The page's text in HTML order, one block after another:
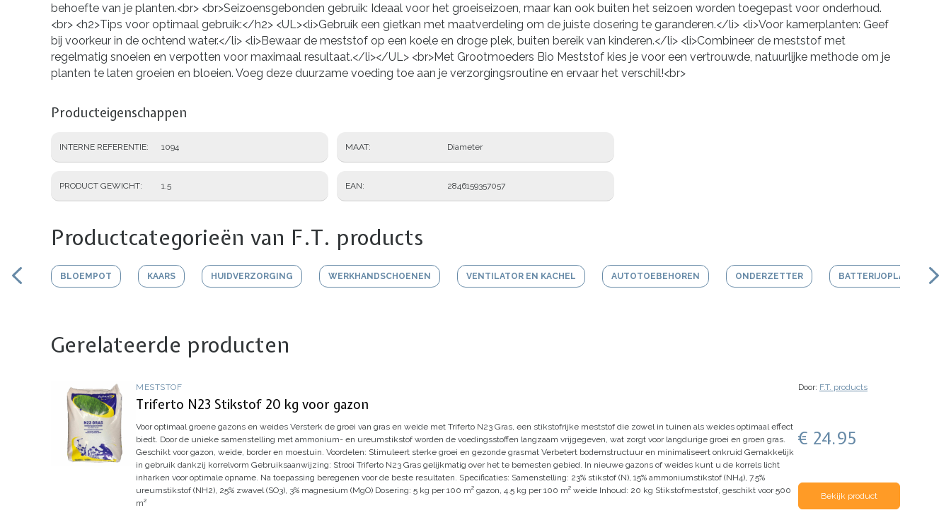
behoefte van je planten.<br> <br>Seizoensgebonden gebruik: Ideaal voor het groeiseizoen, maar kan ook buiten het seizoen worden toegepast voor onderhoud.
<br> <h2>Tips voor optimaal gebruik:</h2> <UL><li>Gebruik een gietkan met maatverdeling om de juiste dosering te garanderen.</li> <li>Voor kamerplanten: Geef
bij voorkeur in de ochtend water.</li> <li>Bewaar de meststof op een koele en droge plek, buiten bereik van kinderen.</li> <li>Combineer de meststof met
regelmatig snoeien en verpotten voor maximaal resultaat.</li></UL> <br>Met Grootmoeders Bio Meststof kies je voor een vertrouwde, natuurlijke methode om je
planten te laten groeien en bloeien. Voeg deze duurzame voeding toe aan je verzorgingsroutine en ervaar het verschil!<br>
Producteigenschappen
INTERNE REFERENTIE 1094
PRODUCT GEWICHT 1.5
MAAT Diameter
EAN 2846159357057
Productcategorieën van F.T. products
BLOEMPOT KAARS HUIDVERZORGING WERKHANDSCHOENEN VENTILATOR EN KACHEL AUTOTOEBEHOREN ONDERZETTER BATTERIJOPLADER
Gerelateerde producten
MESTSTOF
Triferto N23 Stikstof 20 kg voor gazon
Voor optimaal groene gazons en weides Versterk de groei van gras en weide met Triferto N23 Gras, een stikstofrijke meststof die zowel in tuinen als weides optimaal effect
biedt. Door de unieke samenstelling met ammonium- en ureumstikstof worden de voedingsstoffen langzaam vrijgegeven, wat zorgt voor langdurige groei en groen gras.
Geschikt voor gazon, weide, border en moestuin. Voordelen: Stimuleert sterke groei en gezonde grasmat Verbetert bodemstructuur en minimaliseert onkruid Gemakkelijk
in gebruik dankzij korrelvorm Gebruiksaanwijzing: Strooi Triferto N23 Gras gelijkmatig over het te bemesten gebied. In nieuwe gazons of weides kunt u de korrels licht
inharken voor optimale opname. Na toepassing beregenen voor de beste resultaten. Specificaties: Samenstelling: 23% stikstof (N), 15% ammoniumstikstof (NH4), 7.5%
ureumstikstof (NH2), 25% zwavel (SO3), 3% magnesium (MgO) Dosering: 5 kg per 100 m² gazon, 4.5 kg per 100 m² weide Inhoud: 20 kg Stikstofmeststof, geschikt voor 500
m²
Door: F.T. products
€ 24.95
Bekijk product